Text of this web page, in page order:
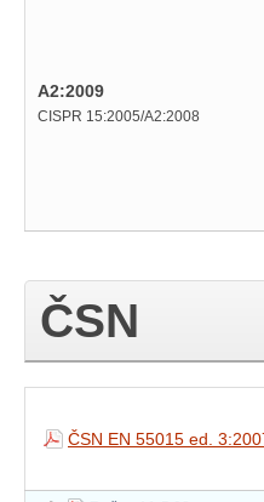
A2:2009
CISPR 15:2005/A2:2008
ČSN
ČSN EN 55015 ed.